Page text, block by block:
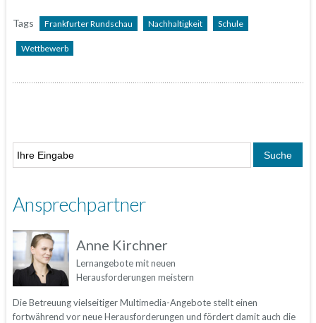
Tags Frankfurter Rundschau Nachhaltigkeit Schule
Wettbewerb
Ansprechpartner
Anne Kirchner
Lernangebote mit neuen
Herausforderungen meistern
Die Betreuung vielseitiger Multimedia-Angebote stellt einen
fortwährend vor neue Herausforderungen und fördert damit auch die